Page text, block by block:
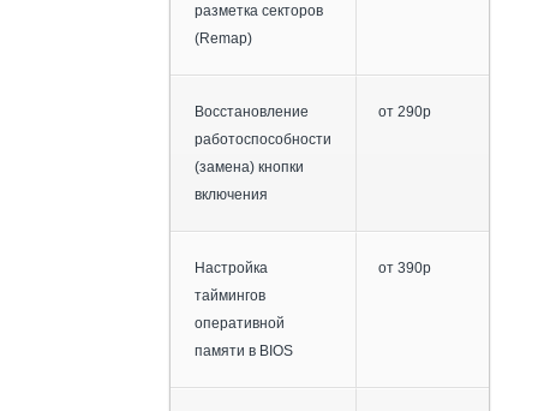
разметка секторов
(Remap)
Восстановление
работоспособности
(замена) кнопки
включения
от 290р
Настройка
таймингов
оперативной
памяти в BIOS
от 390р